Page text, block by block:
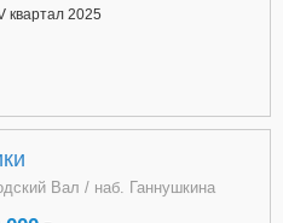
квартал 2025
Вал / наб. Ганнушкина